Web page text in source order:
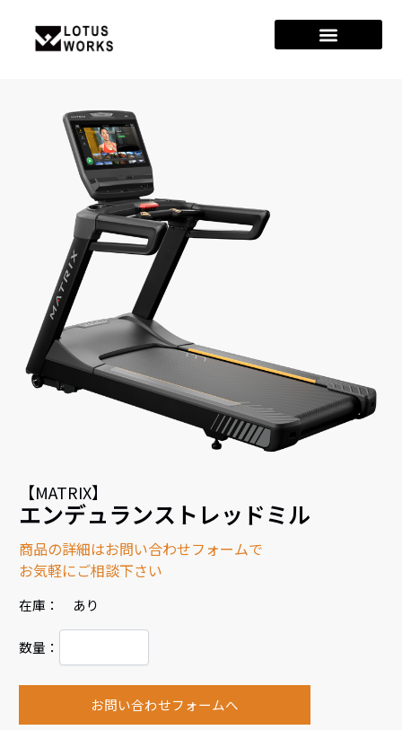
【MATRIX】
エンデュランストレッドミル
商品の詳細はお問い合わせフォームで
お気軽にご相談下さい
在庫： あり
数量：
お問い合わせフォームへ